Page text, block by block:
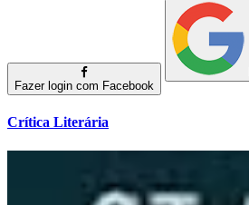
Fazer login com Facebook
Crítica Literária